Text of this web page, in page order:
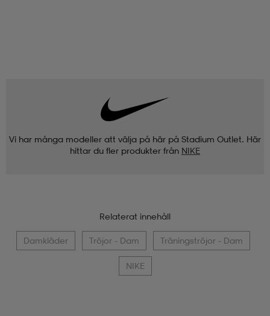
Vi har många modeller att välja på här på Stadium Outlet. Här
hittar du fler produkter från NIKE
Relaterat innehåll
Damkläder Tröjor - Dam Träningströjor - Dam
NIKE